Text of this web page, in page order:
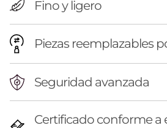
Fino y ligero
Piezas reemplazables
Seguridad avanzada
Certificado conforme a